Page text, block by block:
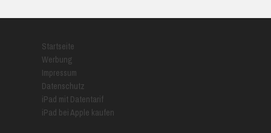
Startseite
Werbung
Impressum
Datenschutz
iPad mit Datentarif
iPad bei Apple kaufen